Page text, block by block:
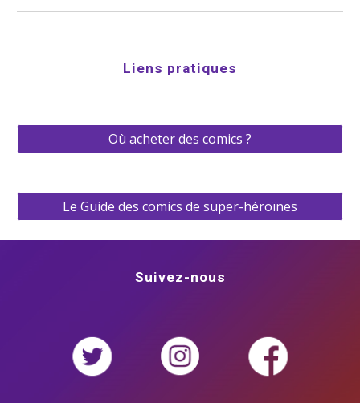
Liens pratiques
Où acheter des comics ?
Le Guide des comics de super-héroïnes
Suivez-nous